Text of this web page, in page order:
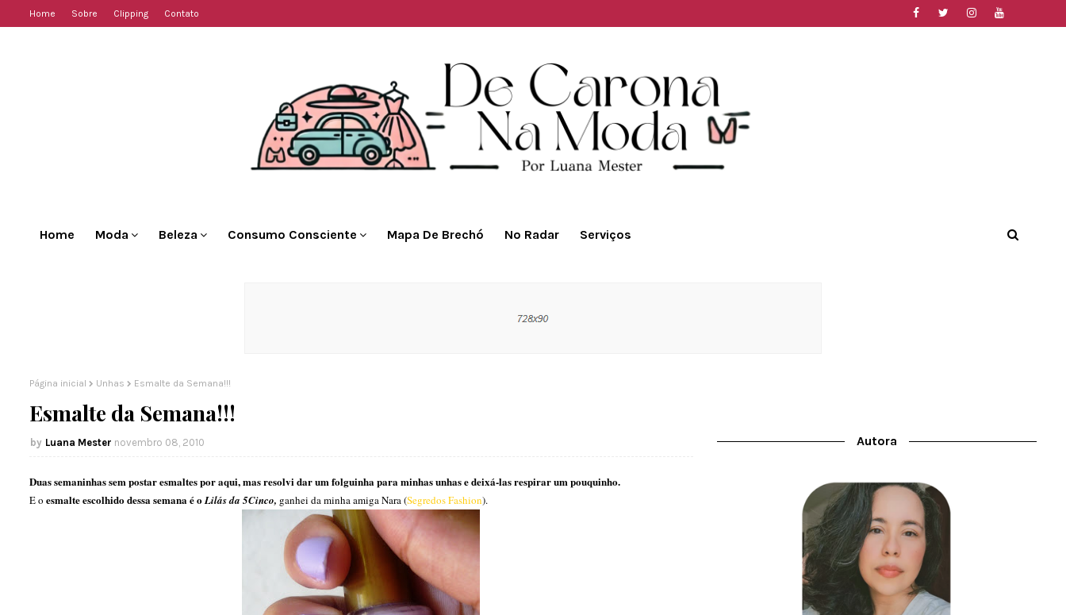
Home Sobre Clipping Contato
Home Moda Beleza Consumo Consciente Mapa De Brechó No Radar Serviços
Página inicial Unhas Esmalte da Semana!!!
Esmalte da Semana!!!
Luana Mester novembro 08, 2010
Duas semaninhas sem postar esmaltes por aqui, mas resolvi dar um folguinha para minhas unhas e deixá-las respirar um pouquinho.
E o esmalte escolhido dessa semana é oLilás da 5Cinco, ganhei da minha amiga Nara (Segredos Fashion).
Autora